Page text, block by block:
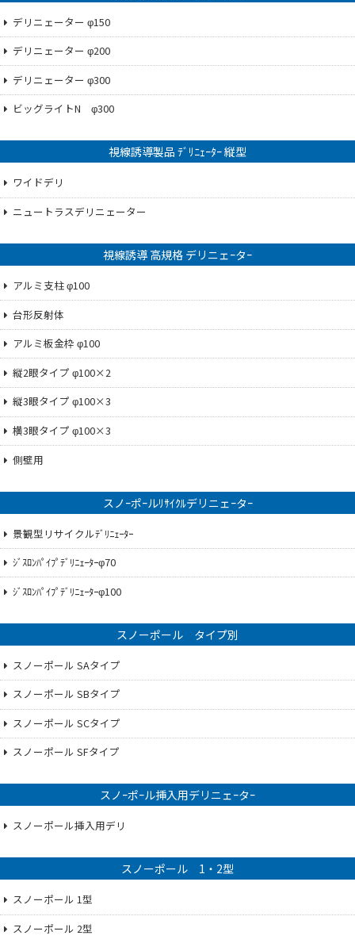
デリニェーター φ150
デリニェーター φ200
デリニェーター φ300
ビッグライトN φ300
視線誘導製品 ﾃﾞﾘﾆｪｰﾀｰ 縦型
ワイドデリ
ニュートラスデリニェーター
視線誘導 高規格 デリニェｰタｰ
アルミ支柱 φ100
台形反射体
アルミ板金枠 φ100
縦2眼タイプ φ100×2
縦3眼タイプ φ100×3
横3眼タイプ φ100×3
側壁用
スノｰポｰルﾘｻｲｸﾙデリニェｰタｰ
景観型リサイクルﾃﾞﾘﾆｪｰﾀｰ
ｼﾞｽﾛﾝﾊﾟｲﾌﾟﾃﾞﾘﾆｪｰﾀｰφ70
ｼﾞｽﾛﾝﾊﾟｲﾌﾟﾃﾞﾘﾆｪｰﾀｰφ100
スノーポール タイプ別
スノーポール SAタイプ
スノーポール SBタイプ
スノーポール SCタイプ
スノーポール SFタイプ
スノｰポｰル挿入用デリニェｰタｰ
スノーポール挿入用デリ
スノーポール 1・2型
スノーポール 1型
スノーポール 2型